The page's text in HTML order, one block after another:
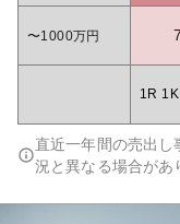
〜1000万円 7
1R 1K
直近一年間の売出
況と異なる場合があ